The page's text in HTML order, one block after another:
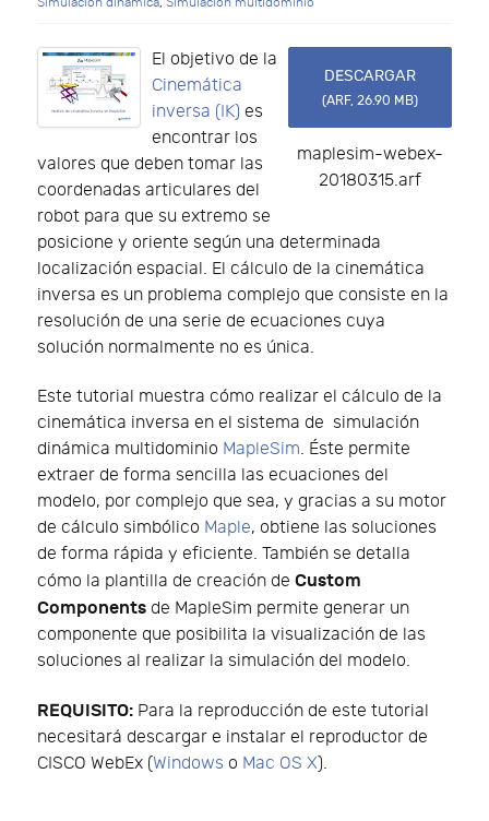
DESCARGAR
(ARF, 26.90 MB)
maplesim-webex-
20180315.arf
El objetivo de la
Cinemática
inversa (IK) es
encontrar los
valores que deben tomar las
coordenadas articulares del
robot para que su extremo se
posicione y oriente según una determinada
localización espacial. El cálculo de la cinemática
inversa es un problema complejo que consiste en la
resolución de una serie de ecuaciones cuya
solución normalmente no es única.
Este tutorial muestra cómo realizar el cálculo de la
cinemática inversa en el sistema de simulación
dinámica multidominio MapleSim. Éste permite
extraer de forma sencilla las ecuaciones del
modelo, por complejo que sea, y gracias a su motor
de cálculo simbólico Maple, obtiene las soluciones
de forma rápida y eficiente. También se detalla
cómo la plantilla de creación de Custom
Components de MapleSim permite generar un
componente que posibilita la visualización de las
soluciones al realizar la simulación del modelo.
REQUISITO: Para la reproducción de este tutorial
necesitará descargar e instalar el reproductor de
CISCO WebEx (Windows o Mac OS X).